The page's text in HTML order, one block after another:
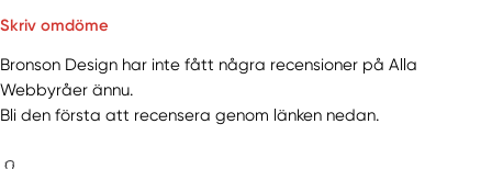
Skriv omdöme
Bronson Design har inte fått några recensioner på Alla
Webbyråer ännu.
Bli den första att recensera genom länken nedan.